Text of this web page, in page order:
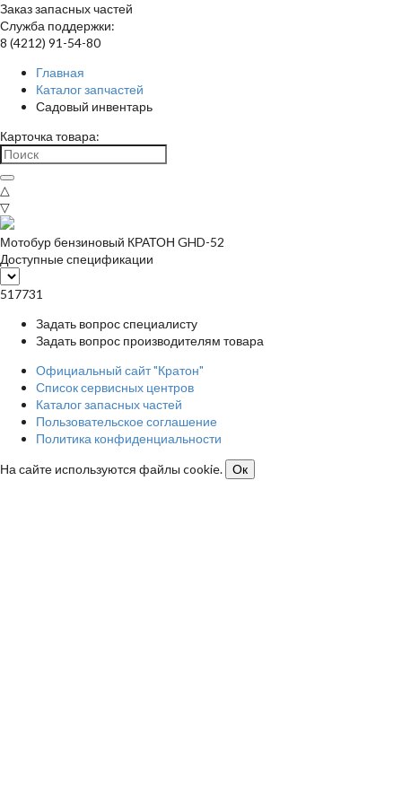
Заказ запасных частей
Служба поддержки:
8 (4212) 91-54-80
Главная
Каталог запчастей
Садовый инвентарь
Карточка товара:
△
▽
Мотобур бензиновый КРАТОН GHD-52
Доступные спецификации
517731
Задать вопрос специалисту
Задать вопрос производителям товара
Официальный сайт "Кратон"
Список сервисных центров
Каталог запасных частей
Пользовательское соглашение
Политика конфиденциальности
На сайте используются файлы cookie.
Ок